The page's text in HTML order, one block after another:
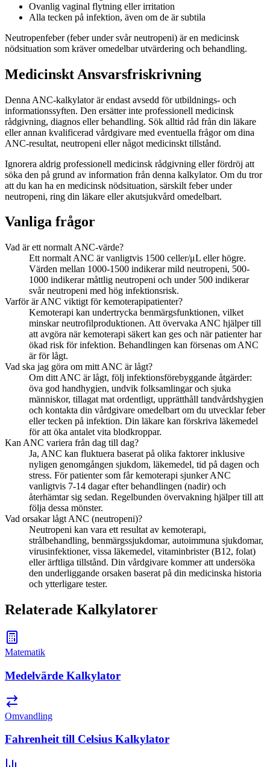
Ovanlig vaginal flytning eller irritation
Alla tecken på infektion, även om de är subtila
Neutropenfeber (feber under svår neutropeni) är en medicinsk
nödsituation som kräver omedelbar utvärdering och behandling.
Medicinskt Ansvarsfriskrivning
Denna ANC-kalkylator är endast avsedd för utbildnings- och
informationssyften. Den ersätter inte professionell medicinsk
rådgivning, diagnos eller behandling. Sök alltid råd från din läkare
eller annan kvalificerad vårdgivare med eventuella frågor om dina
ANC-resultat, neutropeni eller något medicinskt tillstånd.
Ignorera aldrig professionell medicinsk rådgivning eller fördröj att
söka den på grund av information från denna kalkylator. Om du tror
att du kan ha en medicinsk nödsituation, särskilt feber under
neutropeni, ring din läkare eller akutsjukvård omedelbart.
Vanliga frågor
Vad är ett normalt ANC-värde?
Ett normalt ANC är vanligtvis 1500 celler/μL eller högre.
Värden mellan 1000-1500 indikerar mild neutropeni, 500-
1000 indikerar måttlig neutropeni och under 500 indikerar
svår neutropeni med hög infektionsrisk.
Varför är ANC viktigt för kemoterapipatienter?
Kemoterapi kan undertrycka benmärgsfunktionen, vilket
minskar neutrofilproduktionen. Att övervaka ANC hjälper till
att avgöra när kemoterapi säkert kan ges och när patienter har
ökad risk för infektion. Behandlingen kan försenas om ANC
är för lågt.
Vad ska jag göra om mitt ANC är lågt?
Om ditt ANC är lågt, följ infektionsförebyggande åtgärder:
öva god handhygien, undvik folksamlingar och sjuka
människor, tillagat mat ordentligt, upprätthåll tandvårdshygien
och kontakta din vårdgivare omedelbart om du utvecklar feber
eller tecken på infektion. Din läkare kan förskriva läkemedel
för att öka antalet vita blodkroppar.
Kan ANC variera från dag till dag?
Ja, ANC kan fluktuera baserat på olika faktorer inklusive
nyligen genomgången sjukdom, läkemedel, tid på dagen och
stress. För patienter som får kemoterapi sjunker ANC
vanligtvis 7-14 dagar efter behandlingen (nadir) och
återhämtar sig sedan. Regelbunden övervakning hjälper till att
följa dessa mönster.
Vad orsakar lågt ANC (neutropeni)?
Neutropeni kan vara ett resultat av kemoterapi,
strålbehandling, benmärgssjukdomar, autoimmuna sjukdomar,
virusinfektioner, vissa läkemedel, vitaminbrister (B12, folat)
eller ärftliga tillstånd. Din vårdgivare kommer att undersöka
den underliggande orsaken baserat på din medicinska historia
och ytterligare tester.
Relaterade Kalkylatorer
Matematik
Medelvärde Kalkylator
Omvandling
Fahrenheit till Celsius Kalkylator